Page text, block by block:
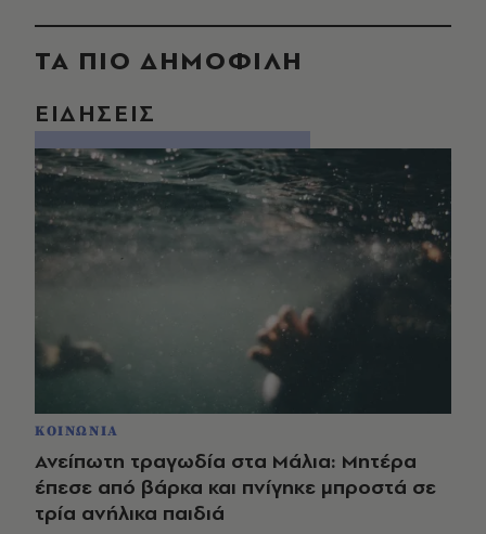
ΤΑ ΠΙΟ ΔΗΜΟΦΙΛΗ
ΕΙΔΗΣΕΙΣ
ΚΟΙΝΩΝΙΑ
Ανείπωτη τραγωδία στα Μάλια: Μητέρα
έπεσε από βάρκα και πνίγηκε μπροστά σε
τρία ανήλικα παιδιά